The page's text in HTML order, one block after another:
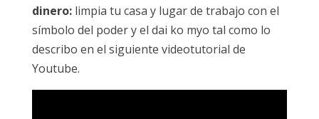
dinero:limpia tu casa y lugar de trabajo con el
símbolo del poder y el dai ko myo tal como lo
describo en el siguiente videotutorial de
Youtube.